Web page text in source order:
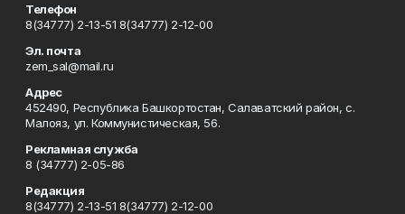
Телефон
8(34777) 2-13-51 8(34777) 2-12-00
Эл. почта
zem_sal@mail.ru
Адрес
452490, Республика Башкортостан, Салаватский район, с.
Малояз, ул. Коммунистическая, 56.
Рекламная служба
8 (34777) 2-05-86
Редакция
8(34777) 2-13-51 8(34777) 2-12-00